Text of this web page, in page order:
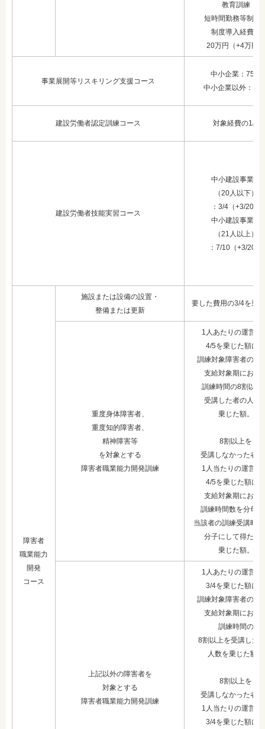
教育訓練
短時間勤務等制度
制度導入経費：
20万円（+4万円）
事業展開等リスキリング支援コース
中小企業：75%
中小企業以外：
建設労働者認定訓練コース 対象経費の1/6
建設労働者技能実習コース
中小建設事業主
（20人以下）
：3/4（+3/20）
中小建設事業主
（21人以上）
：7/10（+3/20）
障害者
職業能力
開発
コース
施設または設備の設置・
整備または更新
要した費用の3/4を乗
重度身体障害者、
重度知的障害者、
精神障害等
を対象とする
障害者職業能力開発訓練
1人あたりの運営費
4/5を乗じた額に、
訓練対象障害者のう
支給対象期におけ
訓練時間の8割以上
受講した者の人数
乗じた額。
8割以上を
受講しなかった者
1人当たりの運営費
4/5を乗じた額に、
支給対象期におけ
訓練時間数を分母
当該者の訓練受講時
分子にして得た率
乗じた額。
上記以外の障害者を
対象 とする
障害者職業能力開発訓練
1人あたりの運営費
3/4を乗じた額に、
訓練対象障害者のう
支給対象期におけ
訓練時間の
8割以上を受講した
人数を乗じた額。
8割以上を
受講しなかった者
1人当たりの運営費
3/4を乗じた額に、